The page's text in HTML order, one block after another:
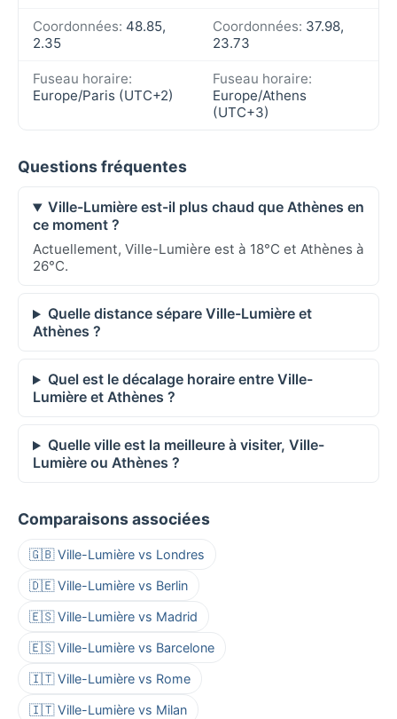
Coordonnées: 48.85,
2.35
Coordonnées: 37.98,
23.73
Fuseau horaire:
Europe/Paris (UTC+2)
Fuseau horaire:
Europe/Athens
(UTC+3)
Questions fréquentes
Ville-Lumière est-il plus chaud que Athènes en
ce moment ?
Actuellement, Ville-Lumière est à 18°C et Athènes à
26°C.
Quelle distance sépare Ville-Lumière et
Athènes ?
Quel est le décalage horaire entre Ville-
Lumière et Athènes ?
Quelle ville est la meilleure à visiter, Ville-
Lumière ou Athènes ?
Comparaisons associées
🇬🇧 Ville-Lumière vs Londres
🇩🇪 Ville-Lumière vs Berlin
🇪🇸 Ville-Lumière vs Madrid
🇪🇸 Ville-Lumière vs Barcelone
🇮🇹 Ville-Lumière vs Rome
🇮🇹 Ville-Lumière vs Milan